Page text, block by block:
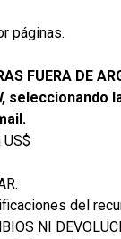
páginas.
FUERA DE
, seleccionando
del
NI